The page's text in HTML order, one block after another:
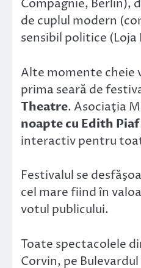
Compagnie, Berlin),
de cuplul modern
sensibil politice
Alte momente cheie
prima seară de
Theatre. Asociaţia
noapte cu Edith Piaf
interactiv pentru
Festivalul se
cel mare fiind în
votul publicului.
Toate spectacolele
Corvin, pe